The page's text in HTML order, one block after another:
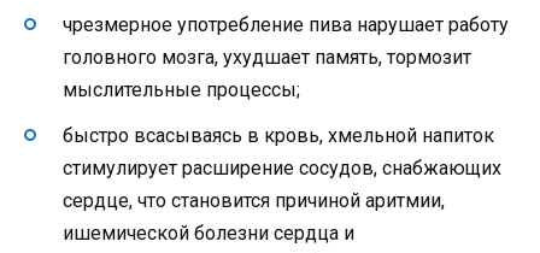
чрезмерное употребление пива нарушает работу
головного мозга, ухудшает память, тормозит
мыслительные процессы;
быстро всасываясь в кровь, хмельной напиток
стимулирует расширение сосудов, снабжающих
сердце, что становится причиной аритмии,
ишемической болезни сердца и